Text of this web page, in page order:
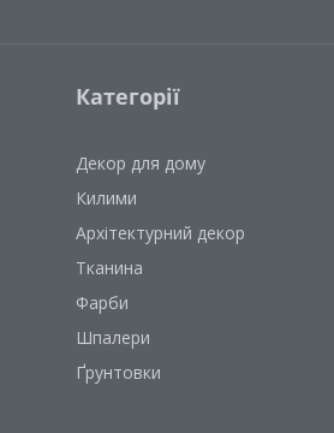
Категорії
Декор для дому
Килими
Архітектурний декор
Тканина
Фарби
Шпалери
Ґрунтовки